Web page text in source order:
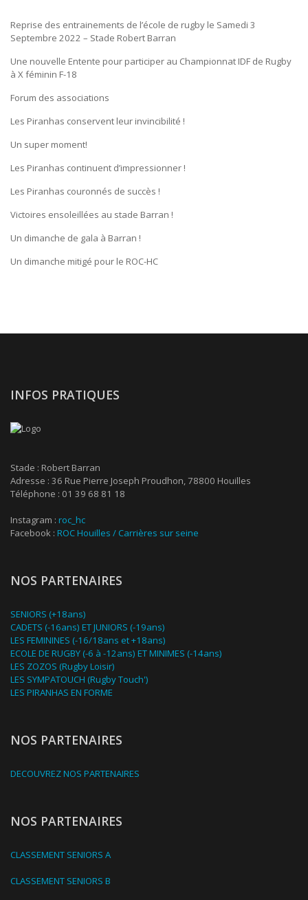
Reprise des entrainements de l’école de rugby le Samedi 3
Septembre 2022 – Stade Robert Barran
Une nouvelle Entente pour participer au Championnat IDF de Rugby
à X féminin F-18
Forum des associations
Les Piranhas conservent leur invincibilité !
Un super moment!
Les Piranhas continuent d’impressionner !
Les Piranhas couronnés de succès !
Victoires ensoleillées au stade Barran !
Un dimanche de gala à Barran !
Un dimanche mitigé pour le ROC-HC
INFOS PRATIQUES
Stade : Robert Barran
Adresse : 36 Rue Pierre Joseph Proudhon, 78800 Houilles
Téléphone : 01 39 68 81 18
Instagram : roc_hc
Facebook : ROC Houilles / Carrières sur seine
NOS PARTENAIRES
SENIORS (+18ans)
CADETS (-16ans) ET JUNIORS (-19ans)
LES FEMININES (-16/18ans et +18ans)
ECOLE DE RUGBY (-6 à -12ans) ET MINIMES (-14ans)
LES ZOZOS (Rugby Loisir)
LES SYMPATOUCH (Rugby Touch')
LES PIRANHAS EN FORME
NOS PARTENAIRES
DECOUVREZ NOS PARTENAIRES
NOS PARTENAIRES
CLASSEMENT SENIORS A
CLASSEMENT SENIORS B